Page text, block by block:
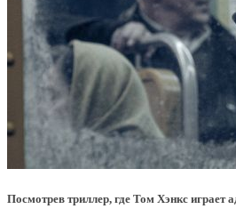
Посмотрев триллер, где Том Хэнкс играет